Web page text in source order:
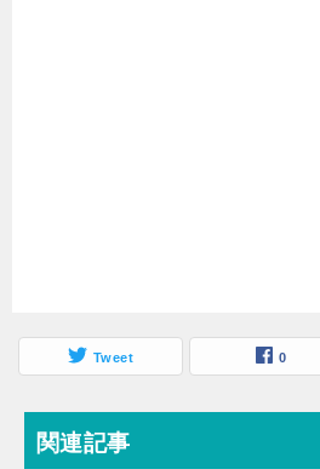
Tweet 0
関連記事